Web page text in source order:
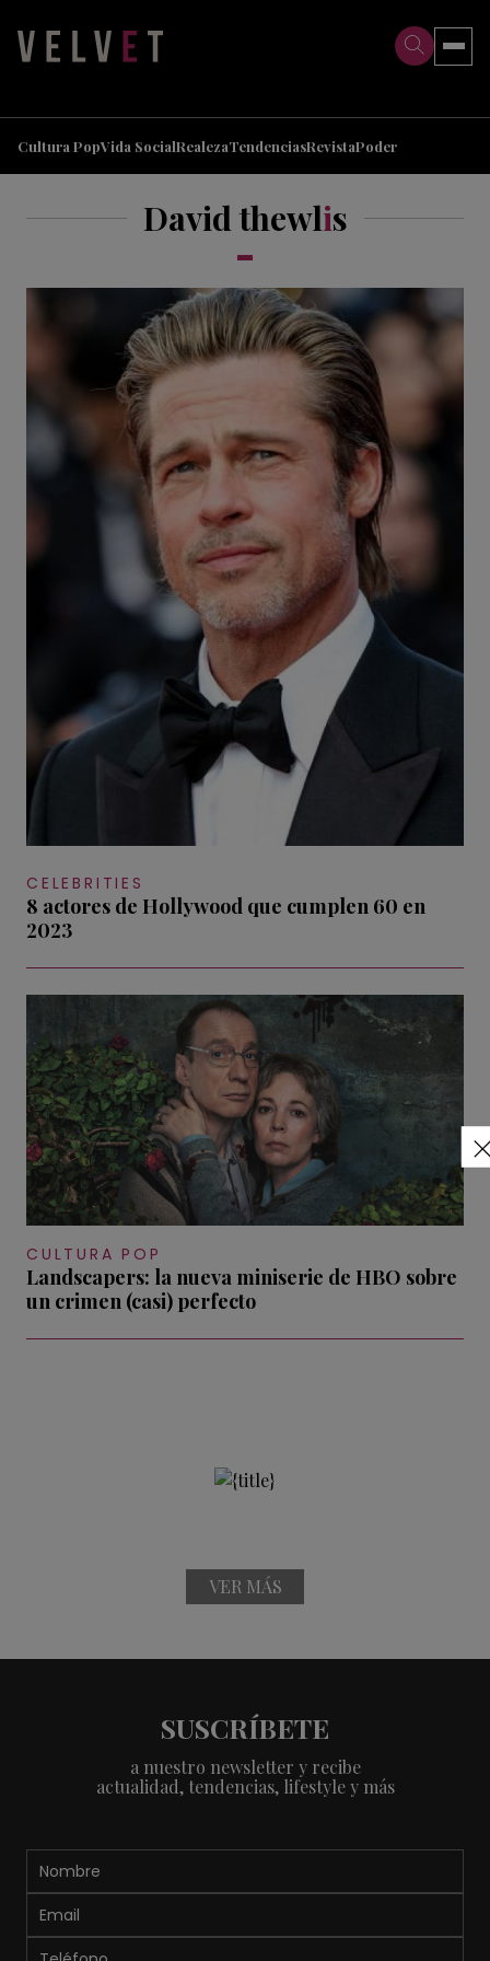
Cultura PopVida SocialRealezaTendenciasRevistaPoder
David thewlis
CELEBRITIES
8 actores de Hollywood que cumplen 60 en
2023
CULTURA POP
Landscapers: la nueva miniserie de HBO sobre
un crimen (casi) perfecto
VER MÁS
SUSCRÍBETE
a nuestro newsletter y recibe
actualidad, tendencias, lifestyle y más